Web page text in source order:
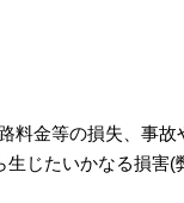
料金等の損失、事
じたいかなる損害